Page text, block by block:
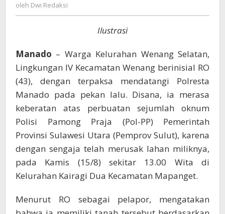
oleh Dwi Redaksi
Ilustrasi
Manado – Warga Kelurahan Wenang Selatan,
Lingkungan IV Kecamatan Wenang berinisial RO
(43), dengan terpaksa mendatangi Polresta
Manado pada pekan lalu. Disana, ia merasa
keberatan atas perbuatan sejumlah oknum
Polisi Pamong Praja (Pol-PP) Pemerintah
Provinsi Sulawesi Utara (Pemprov Sulut), karena
dengan sengaja telah merusak lahan miliknya,
pada Kamis (15/8) sekitar 13.00 Wita di
Kelurahan Kairagi Dua Kecamatan Mapanget.
Menurut RO sebagai pelapor, mengatakan